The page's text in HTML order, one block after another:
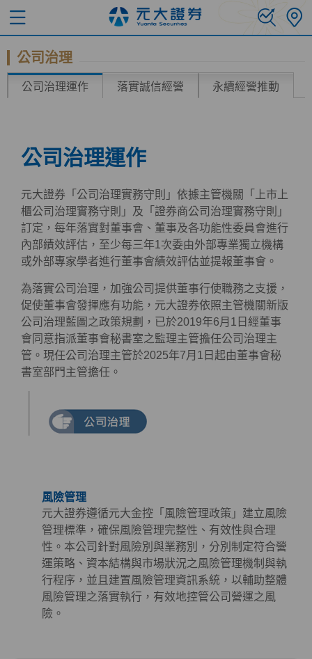
公司治理
公司治理運作 落實誠信經營 永續經營推動
公司治理運作
元大證券「公司治理實務守則」依據主管機關「上市上
櫃公司治理實務守則」及「證券商公司治理實務守則」
訂定，每年落實對董事會、董事及各功能性委員會進行
內部績效評估，至少每三年1次委由外部專業獨立機構
或外部專家學者進行董事會績效評估並提報董事會。
為落實公司治理，加強公司提供董事行使職務之支援，
促使董事會發揮應有功能，元大證券依照主管機關新版
公司治理藍圖之政策規劃，已於2019年6月1日經董事
會同意指派董事會秘書室之監理主管擔任公司治理主
管。現任公司治理主管於2025年7月1日起由董事會秘
書室部門主管擔任。
風險管理
元大證券遵循元大金控「風險管理政策」建立風險
管理標準，確保風險管理完整性、有效性與合理
性。本公司針對風險別與業務別，分別制定符合營
運策略、資本結構與市場狀況之風險管理機制與執
行程序，並且建置風險管理資訊系統，以輔助整體
風險管理之落實執行，有效地控管公司營運之風
險。